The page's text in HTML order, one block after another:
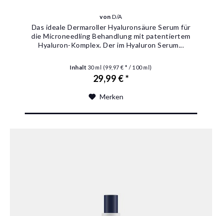
vonD/A
Das ideale Dermaroller Hyaluronsäure Serum für
die Microneedling Behandlung mit patentiertem
Hyaluron-Komplex. Der im Hyaluron Serum...
Inhalt 30 ml (99,97 € * / 100 ml)
29,99 € *
Merken